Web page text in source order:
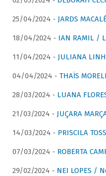
25/04/2024 - JARDS
18/04/2024 - IAN RAMIL /
11/04/2024 - JULIANA
04/04/2024 - THAÏS
28/03/2024 - LUANA
21/03/2024 - JUÇARA
14/03/2024 - PRISCILA
07/03/2024 - ROBERTA
29/02/2024 - NEI LOPES /